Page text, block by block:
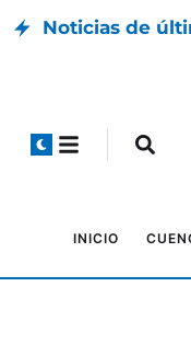
Noticias de
INICIO